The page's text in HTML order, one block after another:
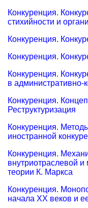
Конкуренция.
стихийности и
Конкуренция.
Конкуренция.
Конкуренция.
в административно-
Конкуренция.
Реструктуризация
Конкуренция.
иностранной
Конкуренция.
внутриотраслевой
теории К. Маркса
Конкуренция.
начала XX веков и